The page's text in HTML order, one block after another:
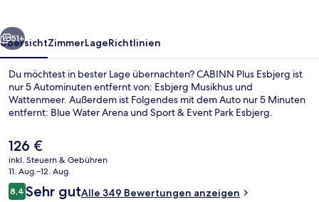
Lobby
Weiter
51+
ÜbersichtZimmerLageRichtlinien
Du möchtest in bester Lage übernachten? CABINN Plus Esbjerg ist
nur 5 Autominuten entfernt von: Esbjerg Musikhus und
Wattenmeer. Außerdem ist Folgendes mit dem Auto nur 5 Minuten
entfernt: Blue Water Arena und Sport & Event Park Esbjerg.
Der
aktuelle
Preis
beträgt
126 €.
126 €
inkl. Steuern & Gebühren
11. Aug.–12. Aug.
Bewertungen
8,48,4 von 10.
Sehr gutAlle 349 Bewertungen anzeigen